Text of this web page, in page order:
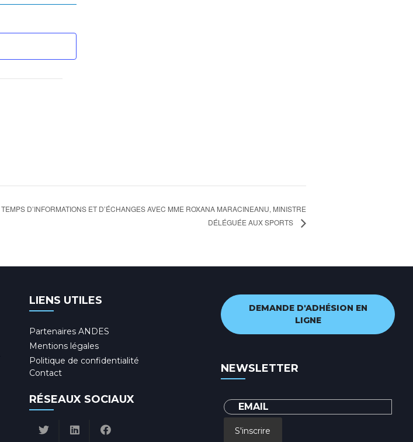
TEMPS D’INFORMATIONS ET D’ÉCHANGES AVEC MME ROXANA MARACINEANU, MINISTRE
DÉLÉGUÉE AUX SPORTS
LIENS UTILES
Partenaires ANDES
Mentions légales
Politique de confidentialité
Contact
RÉSEAUX SOCIAUX
DEMANDE D'ADHÉSION EN
LIGNE
NEWSLETTER
S'inscrire